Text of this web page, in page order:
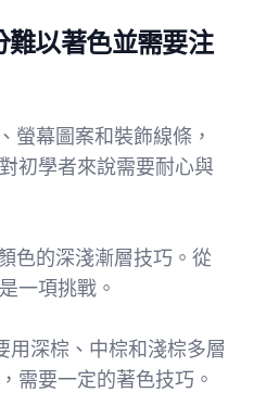
以著色並需要注
幕圖案和裝飾線條，
初學者來說需要耐心與
色的深淺漸層技巧。從
一項挑戰。
深棕、中棕和淺棕多層
需要一定的著色技巧。